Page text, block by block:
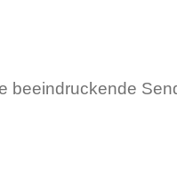
beeindruckende